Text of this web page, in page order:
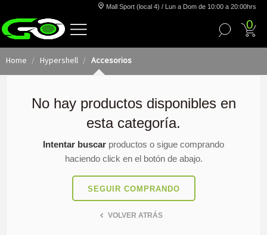
Mall Sport (local 4) / Lun a Dom de 10:00 a 20:00hrs
0
Home Hypershell Accesorios
No hay productos disponibles en
esta categoría.
Intentar buscar productos o sigue comprando
haciendo click en el botón de abajo.
SEGUIR COMPRANDO
VOLVER ATRÁS